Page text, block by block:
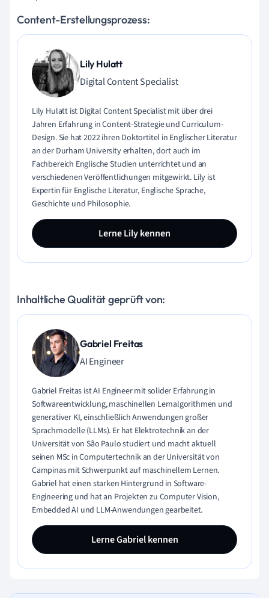
Content-Erstellungsprozess:
Lily Hulatt
Digital Content Specialist
Lily Hulatt ist Digital Content Specialist mit über drei
Jahren Erfahrung in Content-Strategie und Curriculum-
Design. Sie hat 2022 ihren Doktortitel in Englischer Literatur
an der Durham University erhalten, dort auch im
Fachbereich Englische Studien unterrichtet und an
verschiedenen Veröffentlichungen mitgewirkt. Lily ist
Expertin für Englische Literatur, Englische Sprache,
Geschichte und Philosophie.
Lerne Lily kennen
Inhaltliche Qualität geprüft von:
Gabriel Freitas
AI Engineer
Gabriel Freitas ist AI Engineer mit solider Erfahrung in
Softwareentwicklung, maschinellen Lernalgorithmen und
generativer KI, einschließlich Anwendungen großer
Sprachmodelle (LLMs). Er hat Elektrotechnik an der
Universität von São Paulo studiert und macht aktuell
seinen MSc in Computertechnik an der Universität von
Campinas mit Schwerpunkt auf maschinellem Lernen.
Gabriel hat einen starken Hintergrund in Software-
Engineering und hat an Projekten zu Computer Vision,
Embedded AI und LLM-Anwendungen gearbeitet.
Lerne Gabriel kennen